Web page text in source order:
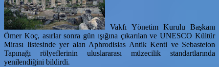
Vakfı Yönetim Kurulu Başkanı
Ömer Koç, asırlar sonra gün ışığına çıkarılan ve UNESCO Kültür
Mirası listesinde yer alan Aphrodisias Antik Kenti ve Sebasteion
Tapınağı rölyeflerinin uluslararası müzecilik standartlarında
yenilendiğini bildirdi.